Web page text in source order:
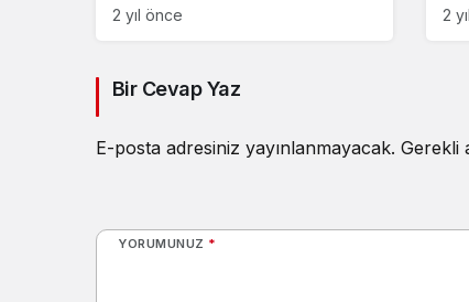
2 yıl önce 2
Bir Cevap Yaz
E-posta adresiniz yayınlanmayacak. Gerekli
YORUMUNUZ *